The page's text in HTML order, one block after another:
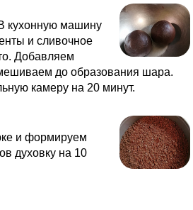
кухонную машину
и сливочное
Добавляем
до образования шара.
камеру на 20 минут.
и формируем
духовку на 10